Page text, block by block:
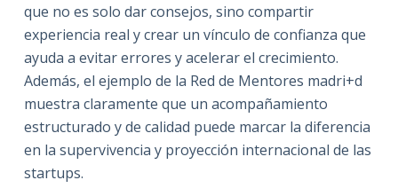
que no es solo dar consejos, sino compartir
experiencia real y crear un vínculo de confianza que
ayuda a evitar errores y acelerar el crecimiento.
Además, el ejemplo de la Red de Mentores madri+d
muestra claramente que un acompañamiento
estructurado y de calidad puede marcar la diferencia
en la supervivencia y proyección internacional de las
startups.